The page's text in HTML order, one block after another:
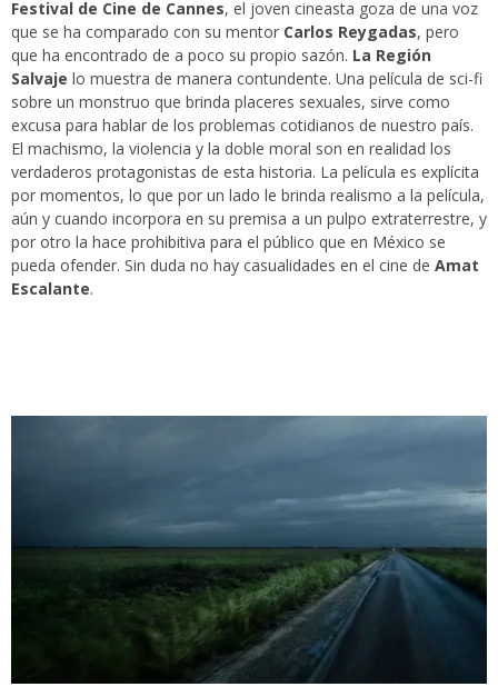
Festival de Cine de Cannes, el joven cineasta goza de una voz
que se ha comparado con su mentor Carlos Reygadas, pero
que ha encontrado de a poco su propio sazón. La Región
Salvaje lo muestra de manera contundente. Una película de sci-fi
sobre un monstruo que brinda placeres sexuales, sirve como
excusa para hablar de los problemas cotidianos de nuestro país.
El machismo, la violencia y la doble moral son en realidad los
verdaderos protagonistas de esta historia. La película es explícita
por momentos, lo que por un lado le brinda realismo a la película,
aún y cuando incorpora en su premisa a un pulpo extraterrestre, y
por otro la hace prohibitiva para el público que en México se
pueda ofender. Sin duda no hay casualidades en el cine de Amat
Escalante.